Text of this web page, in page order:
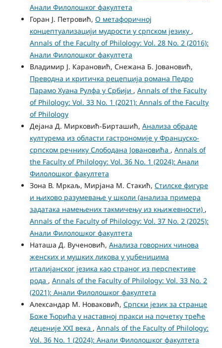
Анали Филолошког факултета
Горан Ј. Петровић, О метафоричној
концептуализацији мудрости у српском језику ,
Annals of the Faculty of Philology: Vol. 28 No. 2 (2016):
Анали Филолошког факултета
Владимир Ј. Карановић, Снежана Б. Јовановић,
Преводна и критичка рецепција романа Педро
Парамо Хуана Рулфа у Србији , Annals of the Faculty
of Philology: Vol. 33 No. 1 (2021): Annals of the Faculty
of Philology
Дејана Д. Мирковић-Бирташић, Анализа обраде
културема из области гастрономије у Француско-
српском речнику Слободана Јовановића , Annals of
the Faculty of Philology: Vol. 36 No. 1 (2024): Анали
Филолошког факултета
Зона В. Мркаљ, Мирјана М. Стакић, Стилске фигуре
и њихово разумевање у школи (анализа примера
задатака намењених такмичењу из књижевности) ,
Annals of the Faculty of Philology: Vol. 37 No. 2 (2025):
Анали Филолошког факултета
Наташа Д. Вученовић, Анализа говорних чинова
женских и мушких ликова у уџбеницима
италијанског језика као страног из перспективе
рода , Annals of the Faculty of Philology: Vol. 33 No. 2
(2021): Анали Филолошког факултета
Александар М. Новаковић, Српски језик за странце
Боже Ћорића у наставној пракси на почетку треће
деценије XXI века , Annals of the Faculty of Philology:
Vol. 36 No. 1 (2024): Анали Филолошког факултета